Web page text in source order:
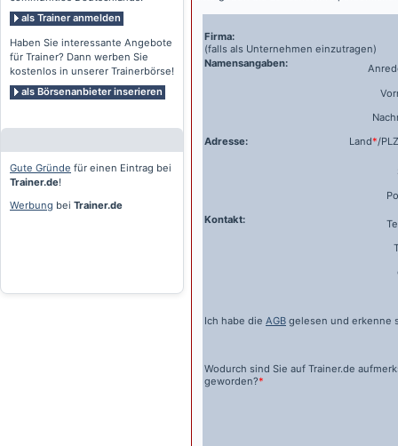
als Trainer anmelden
Haben Sie interessante Angebote
für Trainer? Dann werben Sie
kostenlos in unserer Trainerbörse!
als Börsenanbieter inserieren
Gute Gründe für einen Eintrag bei
Trainer.de!
Werbung bei Trainer.de
Firma:
(falls als Unternehmen einzutragen)
Namensangaben:
Adresse:
Land*/PLZ
Kontakt:
Ich habe die AGB gelesen und erkenne
Wodurch sind Sie auf Trainer.de
geworden?*